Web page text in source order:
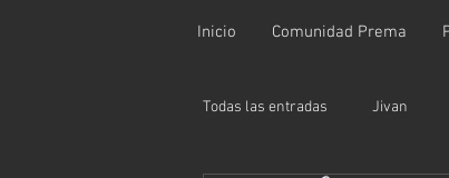
Inicio Comunidad Prema
Todas las entradas Jivan